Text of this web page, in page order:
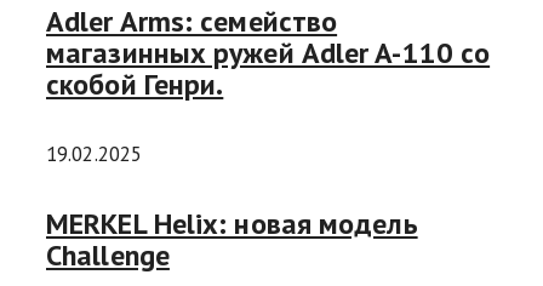
Adler Arms: семейство
магазинных ружей Adler A-110 со
скобой Генри.
19.02.2025
MERKEL Helix: новая модель
Challenge